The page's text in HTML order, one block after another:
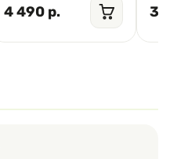
4 490 р.